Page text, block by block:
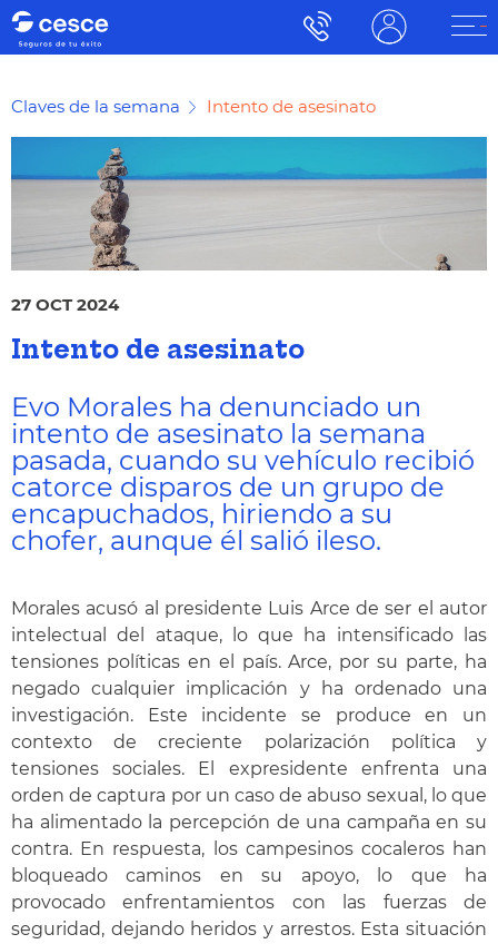
Claves de la semana Intento de asesinato
27 OCT 2024
Intento de asesinato
Evo Morales ha denunciado un
intento de asesinato la semana
pasada, cuando su vehículo recibió
catorce disparos de un grupo de
encapuchados, hiriendo a su
chofer, aunque él salió ileso.
Morales acusó al presidente Luis Arce de ser el autor
intelectual del ataque, lo que ha intensificado las
tensiones políticas en el país. Arce, por su parte, ha
negado cualquier implicación y ha ordenado una
investigación. Este incidente se produce en un
contexto de creciente polarización política y
tensiones sociales. El expresidente enfrenta una
orden de captura por un caso de abuso sexual, lo que
ha alimentado la percepción de una campaña en su
contra. En respuesta, los campesinos cocaleros han
bloqueado caminos en su apoyo, lo que ha
provocado enfrentamientos con las fuerzas de
seguridad, dejando heridos y arrestos. Esta situación